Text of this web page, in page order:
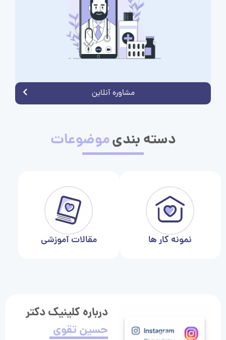
مشاوره آنلاین
دسته بندیموضوعات
نمونه کار ها مقالات آموزشی
درباره کلینیک دکتر
حسین تقوی